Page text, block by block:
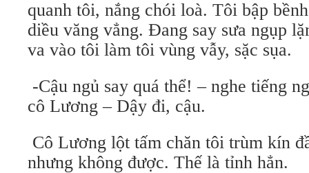
quanh tôi, nắng chói loà. Tôi bập
diều văng vẳng. Đang say sưa ngụp
va vào tôi làm tôi vùng vẫy, sặc sụa.
-Cậu ngủ say quá thể! – nghe tiếng
cô Lương – Dậy đi, cậu.
Cô Lương lột tấm chăn tôi trùm kín
nhưng không được. Thế là tỉnh hẳn.